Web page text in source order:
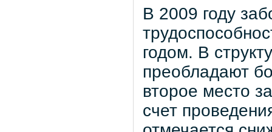
В 2009 году
годом. В
преобладают
второе место
счет